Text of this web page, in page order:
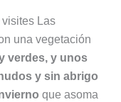
Las
una vegetación
verdes, y unos
y sin abrigo
que asoma